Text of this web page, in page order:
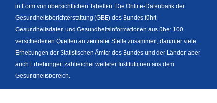
in Form von übersichtlichen Tabellen. Die Online-Datenbank der
Gesundheitsberichterstattung (GBE) des Bundes führt
Gesundheitsdaten und Gesundheitsinformationen aus über 100
verschiedenen Quellen an zentraler Stelle zusammen, darunter viele
Erhebungen der Statistischen Ämter des Bundes und der Länder, aber
auch Erhebungen zahlreicher weiterer Institutionen aus dem
Gesundheitsbereich.